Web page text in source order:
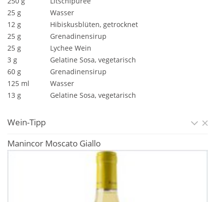
25 g
Wasser
12 g
Hibiskusblüten, getrocknet
25 g
Grenadinensirup
25 g
Lychee Wein
3 g
Gelatine Sosa, vegetarisch
60 g
Grenadinensirup
125 ml
Wasser
13 g
Gelatine Sosa, vegetarisch
Wein-Tipp
Manincor Moscato Giallo